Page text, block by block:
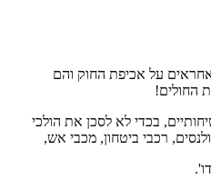
על אכיפת החוק והם
החולים!
בכדי לא לסכן את הולכי
רכבי ביטחון, מכבי אש,